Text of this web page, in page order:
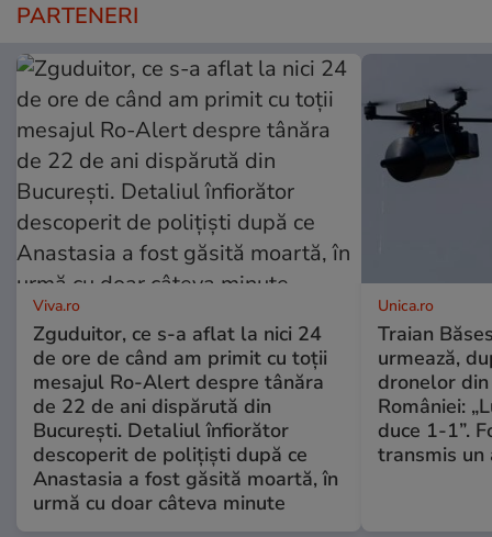
PARTENERI
Viva.ro
Zguduitor, ce s-a aflat la nici 24
de ore de când am primit cu toții
mesajul Ro-Alert despre tânăra
de 22 de ani dispărută din
București. Detaliul înfiorător
descoperit de polițiști după ce
Anastasia a fost găsită moartă, în
urmă cu doar câteva minute
Unica.ro
Traian
urmează,
dronelor
României:
duce 1-1”.
transmis un